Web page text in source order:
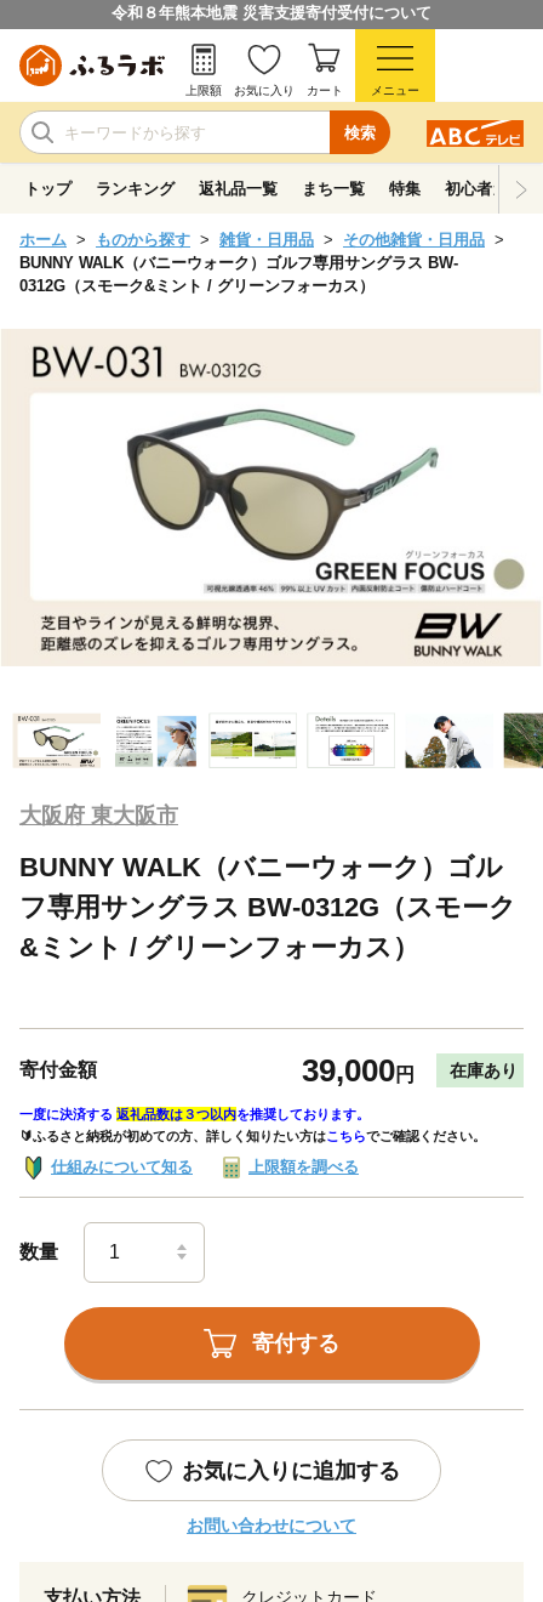
令和８年熊本地震 災害支援寄付受付について
検索
上限額 お気に入り カート メニュー
トップ ランキング 返礼品一覧 まち一覧 特集 初心者ガイド
ホーム ものから探す 雑貨・日用品
その他雑貨・日用品
BUNNY WALK（バニーウォーク）ゴルフ専用サングラス BW-
0312G（スモーク&ミント / グリーンフォーカス）
大阪府 東大阪市
BUNNY WALK（バニーウォーク）ゴル
フ専用サングラス BW-0312G（スモーク
&ミント / グリーンフォーカス）
寄付金額 39,000円 在庫あり
一度に決済する 返礼品数は３つ以内を推奨しております。
🔰ふるさと納税が初めての方、詳しく知りたい方はこちらでご確認ください。
仕組みについて知る 上限額を調べる
数量
寄付する
お気に入りに追加する
お問い合わせについて
支払い方法 クレジットカード